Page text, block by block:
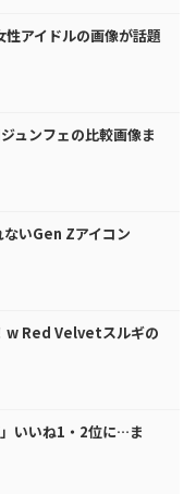
アイドルの画像が話題
ュンフェの比較画像ま
いGen Zアイコン
w Red Velvetスルギの
いいね1・2位に…ま